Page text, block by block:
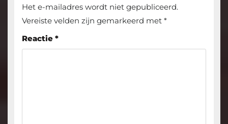
Het e-mailadres wordt niet gepubliceerd.
Vereiste velden zijn gemarkeerd met *
Reactie *